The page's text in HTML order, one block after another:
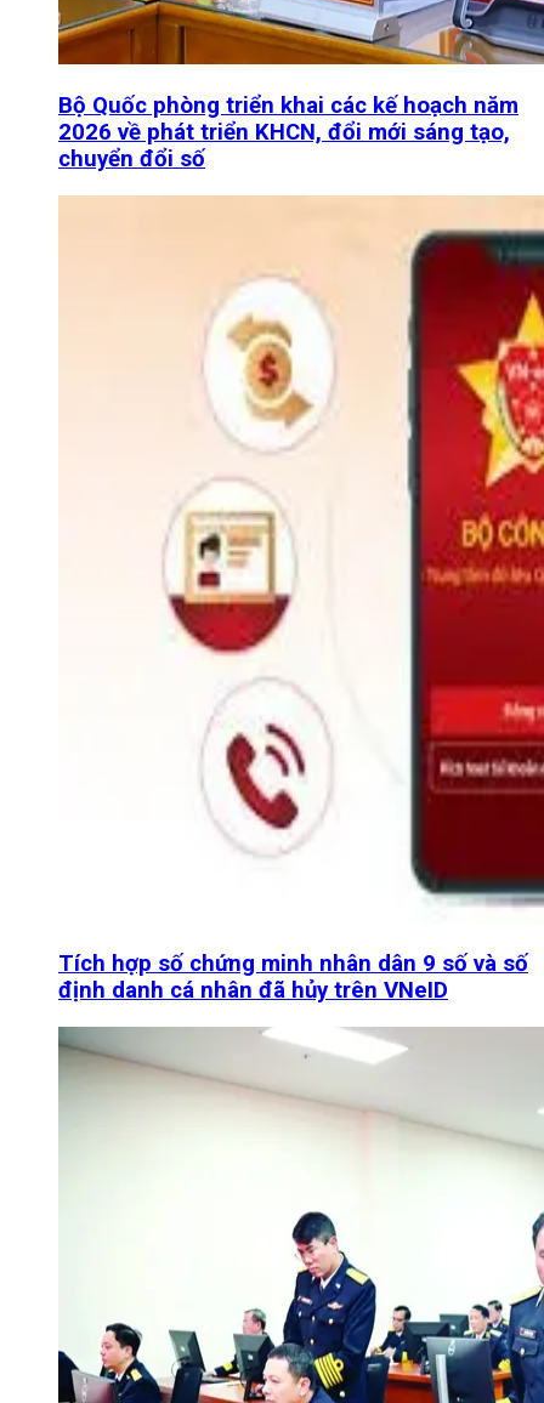
Bộ Quốc phòng triển khai các kế hoạch năm
2026 về phát triển KHCN, đổi mới sáng tạo,
chuyển đổi số
Tích hợp số chứng minh nhân dân 9 số và số
định danh cá nhân đã hủy trên VNeID